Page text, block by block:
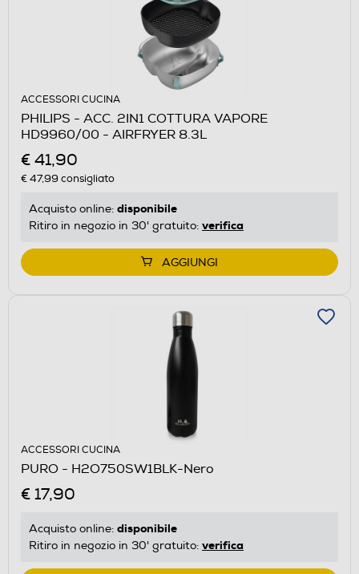
ACCESSORI CUCINA
PHILIPS - ACC. 2IN1 COTTURA VAPORE
HD9960/00 - AIRFRYER 8.3L
€ 41,90
€ 47,99 consigliato
Acquisto online: disponibile
Ritiro in negozio in 30' gratuito: verifica
AGGIUNGI
ACCESSORI CUCINA
PURO - H2O750SW1BLK-Nero
€ 17,90
Acquisto online: disponibile
Ritiro in negozio in 30' gratuito: verifica